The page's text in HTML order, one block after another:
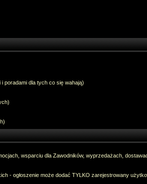
poradami dla tych co się wahają)
wsparciu dla Zawodników, wyprzedażach,
- ogłoszenie może dodać TYLKO zarejestrowany